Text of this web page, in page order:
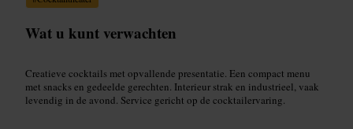
Wat u kunt verwachten
Creatieve cocktails met opvallende presentatie. Een compact menu
met snacks en gedeelde gerechten. Interieur strak en industrieel, vaak
levendig in de avond. Service gericht op de cocktailervaring.